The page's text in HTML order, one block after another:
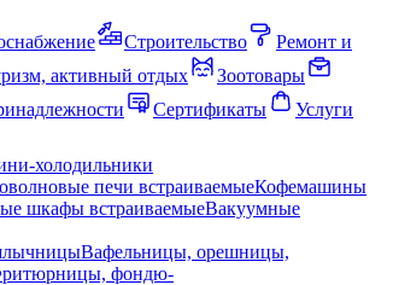
Строительство
Ремонт и
активный отдых
Зоотовары
Сертификаты
Услуги
холодильники
печи встраиваемыеКофемашины
шкафы встраиваемыеВакуумные
Вафельницы, орешницы,
фондю-